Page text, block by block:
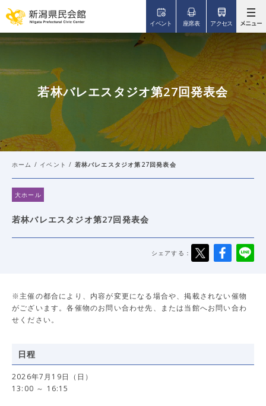
イベント 座席表 アクセス
若林バレエスタジオ第27回発表会
ホーム / イベント / 若林バレエスタジオ第27回発表会
大ホール
若林バレエスタジオ第27回発表会
シェアする：
※主催の都合により、内容が変更になる場合や、掲載されない催物
がございます。各催物のお問い合わせ先、または当館へお問い合わ
せください。
日程
2026年7月19日（日）
13:00 ～ 16:15